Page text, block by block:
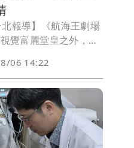
北報導】《航海王劇場
覺富麗堂皇之外，本
司更是星光熠熠，包
變，近年演出《First
的滿島光。還有知名
性感女星菜菜緒。以
、電視劇的濱田岳，還
道與老牌實力派演員北
06 14:22